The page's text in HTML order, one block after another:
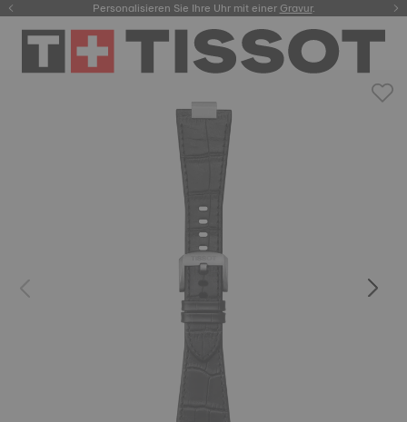
Personalisieren Sie Ihre Uhr mit einerGravur.
hier.